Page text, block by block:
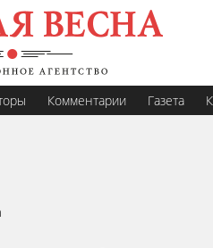
Комментарии Газета